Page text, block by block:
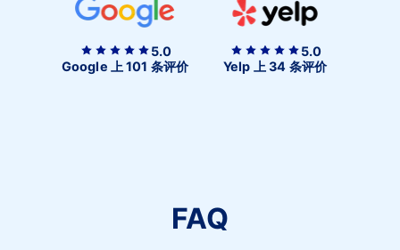
5.0
Google 上 101 条评价
5.0
Yelp 上 34 条评价
FAQ